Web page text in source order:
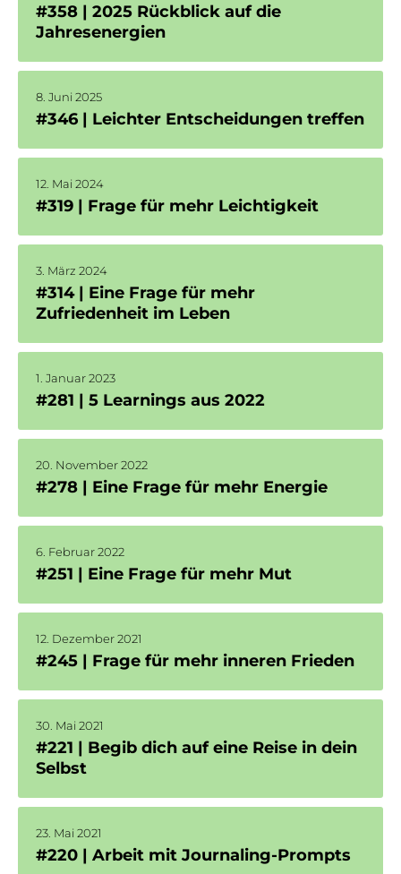
#358 | 2025 Rückblick auf die
Jahresenergien
8. Juni 2025
#346 | Leichter Entscheidungen treffen
12. Mai 2024
#319 | Frage für mehr Leichtigkeit
3. März 2024
#314 | Eine Frage für mehr
Zufriedenheit im Leben
1. Januar 2023
#281 | 5 Learnings aus 2022
20. November 2022
#278 | Eine Frage für mehr Energie
6. Februar 2022
#251 | Eine Frage für mehr Mut
12. Dezember 2021
#245 | Frage für mehr inneren Frieden
30. Mai 2021
#221 | Begib dich auf eine Reise in dein
Selbst
23. Mai 2021
#220 | Arbeit mit Journaling-Prompts